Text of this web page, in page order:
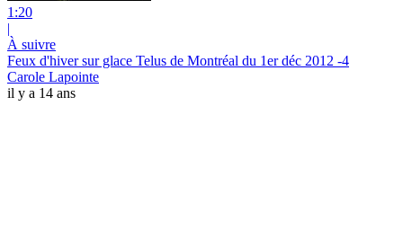
1:20
|
À suivre
Feux d'hiver sur glace Telus de Montréal du 1er déc 2012 -4
Carole Lapointe
il y a 14 ans